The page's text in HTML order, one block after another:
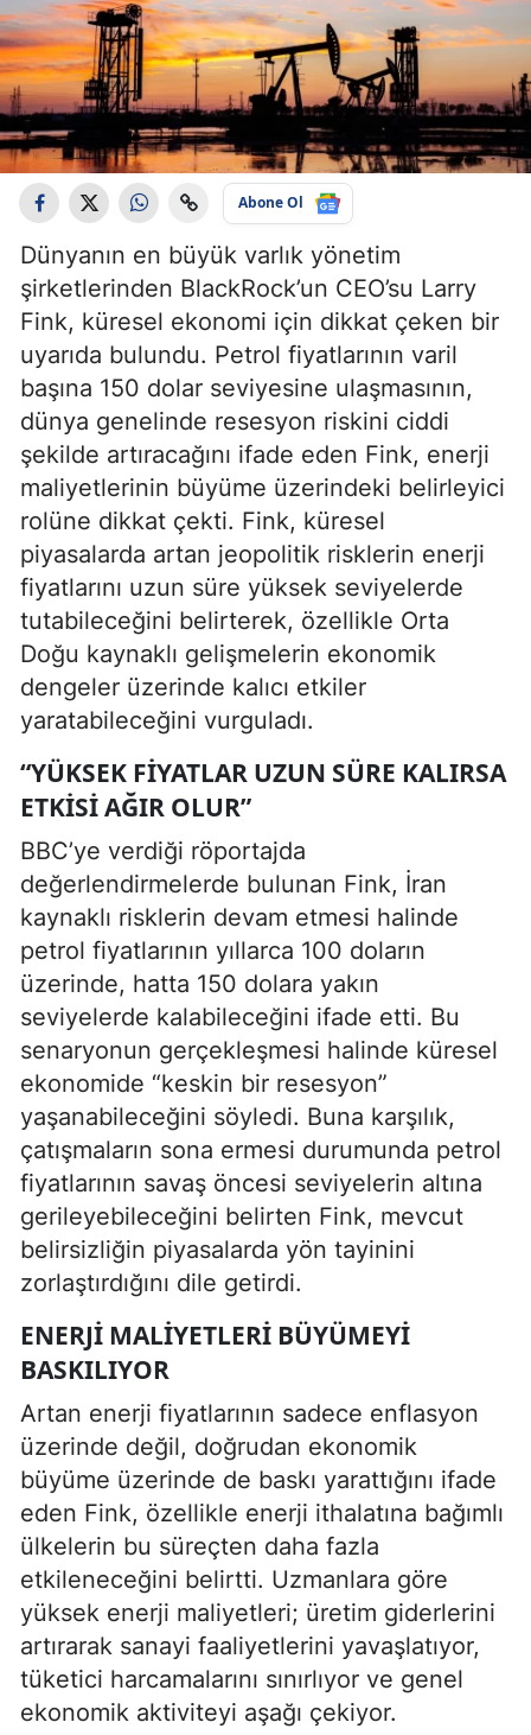
Abone Ol
Dünyanın en büyük varlık yönetim
şirketlerinden BlackRock’un CEO’su Larry
Fink, küresel ekonomi için dikkat çeken bir
uyarıda bulundu. Petrol fiyatlarının varil
başına 150 dolar seviyesine ulaşmasının,
dünya genelinde resesyon riskini ciddi
şekilde artıracağını ifade eden Fink, enerji
maliyetlerinin büyüme üzerindeki belirleyici
rolüne dikkat çekti. Fink, küresel
piyasalarda artan jeopolitik risklerin enerji
fiyatlarını uzun süre yüksek seviyelerde
tutabileceğini belirterek, özellikle Orta
Doğu kaynaklı gelişmelerin ekonomik
dengeler üzerinde kalıcı etkiler
yaratabileceğini vurguladı.
“YÜKSEK FIYATLAR UZUN SÜRE KALIRSA
ETKISI AĞIR OLUR”
BBC’ye verdiği röportajda
değerlendirmelerde bulunan Fink, İran
kaynaklı risklerin devam etmesi halinde
petrol fiyatlarının yıllarca 100 doların
üzerinde, hatta 150 dolara yakın
seviyelerde kalabileceğini ifade etti. Bu
senaryonun gerçekleşmesi halinde küresel
ekonomide “keskin bir resesyon”
yaşanabileceğini söyledi. Buna karşılık,
çatışmaların sona ermesi durumunda petrol
fiyatlarının savaş öncesi seviyelerin altına
gerileyebileceğini belirten Fink, mevcut
belirsizliğin piyasalarda yön tayinini
zorlaştırdığını dile getirdi.
ENERJI MALIYETLERI BÜYÜMEYI
BASKILIYOR
Artan enerji fiyatlarının sadece enflasyon
üzerinde değil, doğrudan ekonomik
büyüme üzerinde de baskı yarattığını ifade
eden Fink, özellikle enerji ithalatına bağımlı
ülkelerin bu süreçten daha fazla
etkileneceğini belirtti. Uzmanlara göre
yüksek enerji maliyetleri; üretim giderlerini
artırarak sanayi faaliyetlerini yavaşlatıyor,
tüketici harcamalarını sınırlıyor ve genel
ekonomik aktiviteyi aşağı çekiyor.